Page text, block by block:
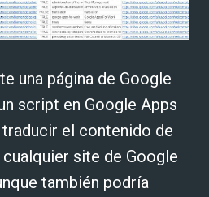
una página de Google
script en Google Apps
el contenido de
site de Google
también podría